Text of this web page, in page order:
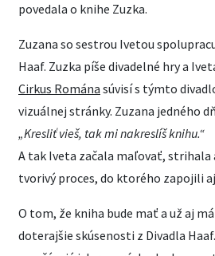
povedala o knihe Zuzka.
Zuzana so sestrou Ivetou
Haaf. Zuzka píše divadelné hry a
Cirkus Romána súvisí s týmto
vizuálnej stránky. Zuzana jedného
„Kresliť vieš, tak mi nakreslíš knihu.“
A tak Iveta začala maľovať, strihala
tvorivý proces, do ktorého zapojili
O tom, že kniha bude mať a už aj
doterajšie skúsenosti z Divadla